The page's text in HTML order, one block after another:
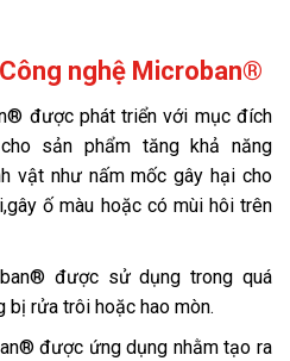
Công nghệ Microban®
được phát triển với mục đích
sản phẩm tăng khả năng
vật như nấm mốc gây hại cho
ố màu hoặc có mùi hôi trên
được sử dụng trong quá
bị rửa trôi hoặc hao mòn.
được ứng dụng nhằm tạo ra